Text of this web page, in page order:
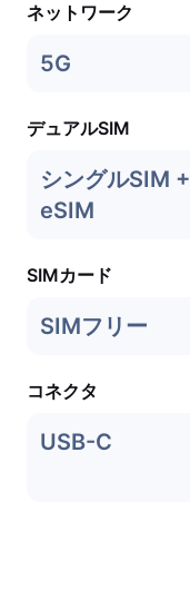
ネットワーク
5G
デュアルSIM
シングルSIM +
eSIM
SIMカード
SIMフリー
コネクタ
USB-C